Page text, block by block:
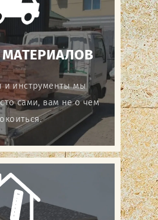
и инструменты мы
сами, вам не о чем